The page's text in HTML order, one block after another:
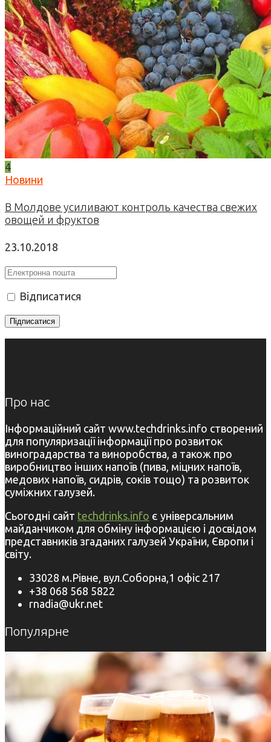
4
Новини
В Молдове усиливают контроль качества свежих
овощей и фруктов
23.10.2018
Відписатися
Про нас
Інформаційний сайт www.techdrinks.info створений
для популяризації інформації про розвиток
виноградарства та виноробства, а також про
виробництво інших напоїв (пива, міцних напоїв,
медових напоїв, сидрів, соків тощо) та розвиток
суміжних галузей.
Сьогодні сайт techdrinks.info є універсальним
майданчиком для обміну інформацією і досвідом
представників згаданих галузей України, Європи і
світу.
33028 м.Рівне, вул.Соборна,1 офіс 217
+38 068 568 5822
rnadia@ukr.net
Популярне